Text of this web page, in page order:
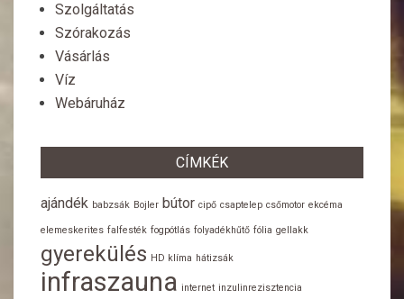
Szolgáltatás
Szórakozás
Vásárlás
Víz
Webáruház
CÍMKÉK
ajándék babzsák Bojler bútor cipő csaptelep csőmotor ekcéma
elemeskerites falfesték fogpótlás folyadékhűtő fólia gellakk
gyerekülés HD klíma hátizsák
infraszauna internet inzulinrezisztencia